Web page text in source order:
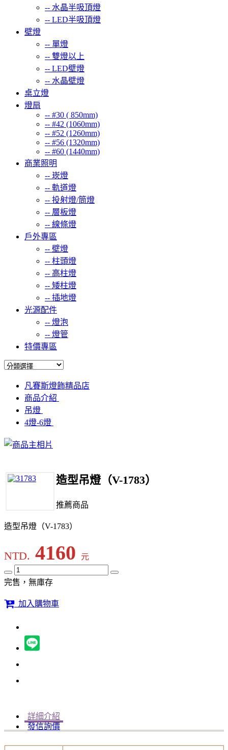
-- 水晶半吸頂燈
-- LED半吸頂燈
壁燈
-- 單燈
-- 雙燈以上
-- LED壁燈
-- 水晶壁燈
桌立燈
燈扇
-- #30 ( 850mm)
-- #42 (1060mm)
-- #52 (1260mm)
-- #56 (1320mm)
-- #60 (1440mm)
商業照明
-- 崁燈
-- 軌道燈
-- 投射燈/筒燈
-- 層板燈
-- 線條燈
戶外專區
-- 壁燈
-- 柱頭燈
-- 高柱燈
-- 矮柱燈
-- 插地燈
光源配件
-- 燈泡
-- 燈管
特價專區
凡賽斯燈飾精品店
商品介紹
吊燈
4燈-6燈
造型吊燈（V-1783）
推薦商品
造型吊燈（V-1783）
NTD. 4160 元
完售，無庫存
加入購物車
詳細介紹
發信詢價